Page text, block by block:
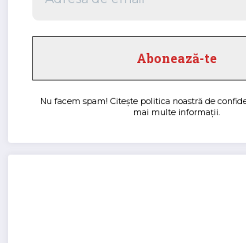
Nu facem spam! Citește politica noastră de
mai multe informații.